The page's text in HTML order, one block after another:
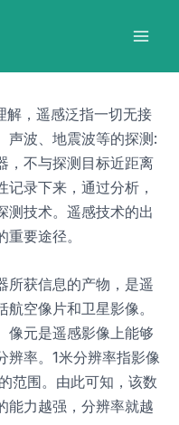
解，遥感泛指一切无接
声波、地震波等的探测:
，不与探测目标近距离
录下来，通过分析，
测技术。遥感技术的出
要途径。
所获信息的产物，是遥
空像片和卫星影像。
像元是遥感影像上能够
辨率。1米分辨率指影像
范围。由此可知，该数
能力越强，分辨率就越